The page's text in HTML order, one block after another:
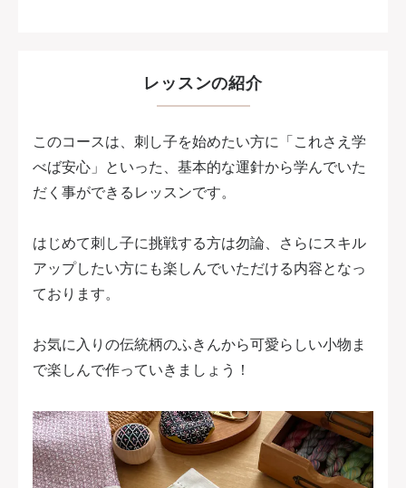
レッスンの紹介
このコースは、刺し子を始めたい方に「これさえ学
べば安心」といった、基本的な運針から学んでいた
だく事ができるレッスンです。
はじめて刺し子に挑戦する方は勿論、さらにスキル
アップしたい方にも楽しんでいただける内容となっ
ております。
お気に入りの伝統柄のふきんから可愛らしい小物ま
で楽しんで作っていきましょう！